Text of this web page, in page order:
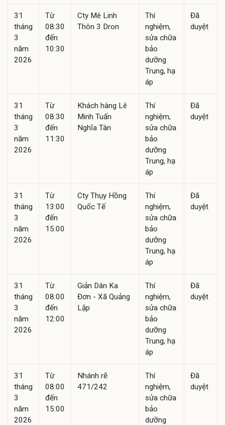
31
tháng
3
năm
2026
Từ
08:30
đến
10:30
Cty Mê Linh
Thôn 3 Dron
Thí
nghiệm,
sửa chữa
bảo
dưỡng
Trung, hạ
áp
Đã
duyệt
31
tháng
3
năm
2026
Từ
08:30
đến
11:30
Khách hàng Lê
Minh Tuấn
Nghĩa Tân
Thí
nghiệm,
sửa chữa
bảo
dưỡng
Trung, hạ
áp
Đã
duyệt
31
tháng
3
năm
2026
Từ
13:00
đến
15:00
Cty Thụy Hồng
Quốc Tế
Thí
nghiệm,
sửa chữa
bảo
dưỡng
Trung, hạ
áp
Đã
duyệt
31
tháng
3
năm
2026
Từ
08:00
đến
12:00
Giản Dân Ka
Đơn - Xã Quảng
Lập
Thí
nghiệm,
sửa chữa
bảo
dưỡng
Trung, hạ
áp
Đã
duyệt
31
tháng
3
năm
2026
Từ
08:00
đến
15:00
Nhánh rẽ
471/242
Thí
nghiệm,
sửa chữa
bảo
dưỡng
Đã
duyệt